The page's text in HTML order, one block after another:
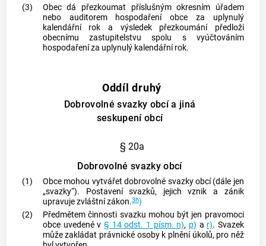
(3)
Obecdá přezkoumat příslušným okresním úřadem
nebo auditorem hospodařeníobce za uplynulý
kalendářní rok a výsledek přezkoumání předloží
obecnímu zastupitelstvu spolu s vyúčtováním
hospodaření za uplynulý kalendářní rok.
Oddíl druhý
Dobrovolné svazky obcí a jiná
seskupení obcí
§ 20a
Dobrovolné svazky obcí
(1) Obcemohou vytvářet dobrovolné svazkyobcí(dále jen
„svazky“). Postavení svazků, jejich vznik a zánik
upravuje zvláštní zákon.3h)
(2)
Předmětem činnosti svazku mohou být jen pravomoci
obceuvedené v § 14 odst. 1 písm. n), p) a r). Svazek
může zakládat právnické osoby k plnění úkolů, pro něž